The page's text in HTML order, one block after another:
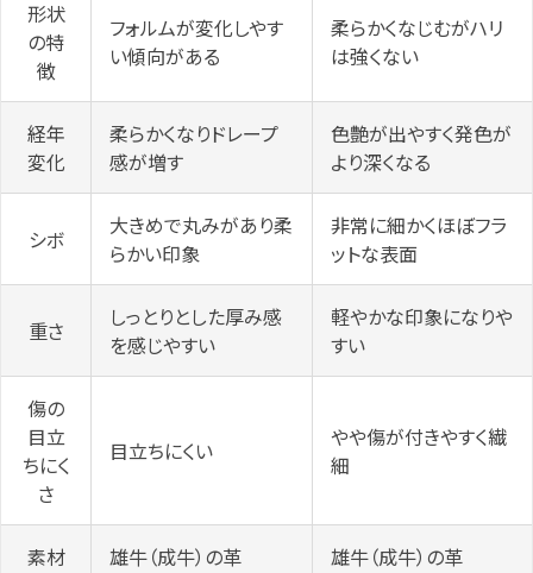
形状
の特
徴
フォルムが変化しやす
い傾向がある
柔らかくなじむがハリ
は強くない
経年
変化
柔らかくなりドレープ
感が増す
色艶が出やすく発色が
より深くなる
シボ
大きめで丸みがあり柔
らかい印象
非常に細かくほぼフラ
ットな表面
重さ
しっとりとした厚み感
を感じやすい
軽やかな印象になりや
すい
傷の
目立
ちにく
さ
目立ちにくい
やや傷が付きやすく繊
細
素材 雄牛（成牛）の革 雄牛（成牛）の革